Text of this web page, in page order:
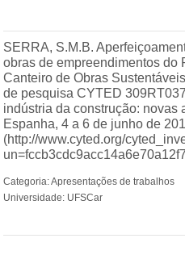
SERRA, S.M.B.
obras de empreendimentos do
Canteiro de Obras
de pesquisa CYTED
indústria da construção: novas
Espanha, 4 a 6 de junho de
(http://www.cyted.org/
Categoria: Apresentações de trabalhos
Universidade: UFSCar